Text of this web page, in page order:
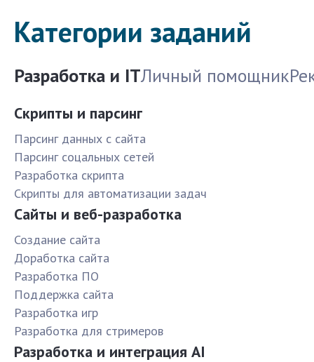
Категории заданий
Разработка и ITЛичный помощник
Скрипты и парсинг
Парсинг данных с сайта
Парсинг соцальных сетей
Разработка скрипта
Скрипты для автоматизации задач
Сайты и веб-разработка
Создание сайта
Доработка сайта
Разработка ПО
Поддержка сайта
Разработка игр
Разработка для стримеров
Разработка и интеграция AI